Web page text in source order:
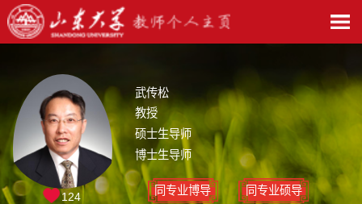
武传松
教授
硕士生导师
博士生导师
同专业博导 同专业硕导
124